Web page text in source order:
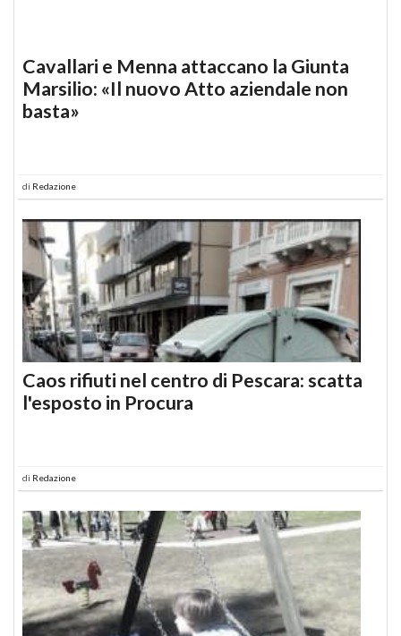
Cavallari e Menna attaccano la Giunta
Marsilio: «Il nuovo Atto aziendale non
basta»
di Redazione
Caos rifiuti nel centro di Pescara: scatta
l'esposto in Procura
di Redazione